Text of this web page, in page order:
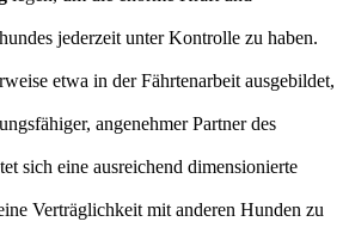
jederzeit unter Kontrolle zu haben.
etwa in der Fährtenarbeit ausgebildet,
angenehmer Partner des
sich eine ausreichend dimensionierte
Verträglichkeit mit anderen Hunden zu